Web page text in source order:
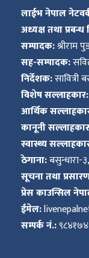
लाईभ नेपाल
अध्यक्ष तथा
सम्पादक:श्रीराम
सह-सम्पादक:
निर्देशक:सावित्री
विशेष सल्लाहकार:
आर्थिक
कानूनी
स्वास्थ्य
ठेगाना:बसुन्धारा-
सूचना तथा
प्रेस काउन्सिल
ईमेल:
सम्पर्क नं.: